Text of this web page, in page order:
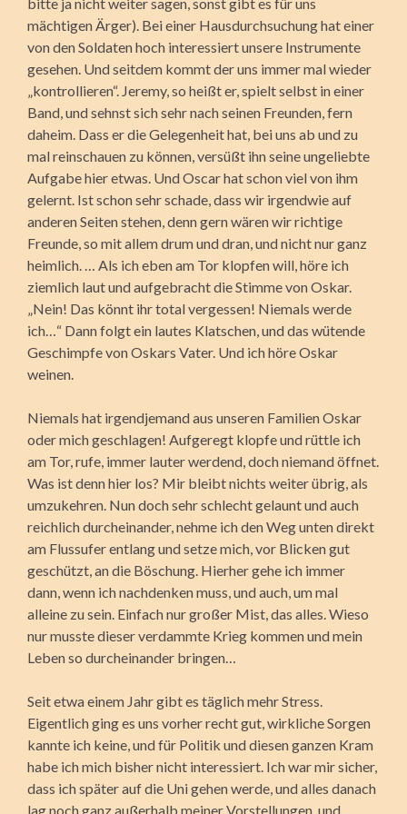
mächtigen Ärger). Bei einer Hausdurchsuchung hat einer
von den Soldaten hoch interessiert unsere Instrumente
gesehen. Und seitdem kommt der uns immer mal wieder
„kontrollieren“. Jeremy, so heißt er, spielt selbst in einer
Band, und sehnst sich sehr nach seinen Freunden, fern
daheim. Dass er die Gelegenheit hat, bei uns ab und zu
mal reinschauen zu können, versüßt ihn seine ungeliebte
Aufgabe hier etwas. Und Oscar hat schon viel von ihm
gelernt. Ist schon sehr schade, dass wir irgendwie auf
anderen Seiten stehen, denn gern wären wir richtige
Freunde, so mit allem drum und dran, und nicht nur ganz
heimlich. … Als ich eben am Tor klopfen will, höre ich
ziemlich laut und aufgebracht die Stimme von Oskar.
„Nein! Das könnt ihr total vergessen! Niemals werde
ich…“ Dann folgt ein lautes Klatschen, und das wütende
Geschimpfe von Oskars Vater. Und ich höre Oskar
weinen.
Niemals hat irgendjemand aus unseren Familien Oskar
oder mich geschlagen! Aufgeregt klopfe und rüttle ich
am Tor, rufe, immer lauter werdend, doch niemand öffnet.
Was ist denn hier los? Mir bleibt nichts weiter übrig, als
umzukehren. Nun doch sehr schlecht gelaunt und auch
reichlich durcheinander, nehme ich den Weg unten direkt
am Flussufer entlang und setze mich, vor Blicken gut
geschützt, an die Böschung. Hierher gehe ich immer
dann, wenn ich nachdenken muss, und auch, um mal
alleine zu sein. Einfach nur großer Mist, das alles. Wieso
nur musste dieser verdammte Krieg kommen und mein
Leben so durcheinander bringen…
Seit etwa einem Jahr gibt es täglich mehr Stress.
Eigentlich ging es uns vorher recht gut, wirkliche Sorgen
kannte ich keine, und für Politik und diesen ganzen Kram
habe ich mich bisher nicht interessiert. Ich war mir sicher,
dass ich später auf die Uni gehen werde, und alles danach
lag noch ganz außerhalb meiner Vorstellungen, und